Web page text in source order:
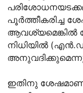
പൂർത്തീകരിച്ച
ആവശ്യമെങ്കിൽ
നിധിയിൽ
ഇതിനു ശേഷമാണ്